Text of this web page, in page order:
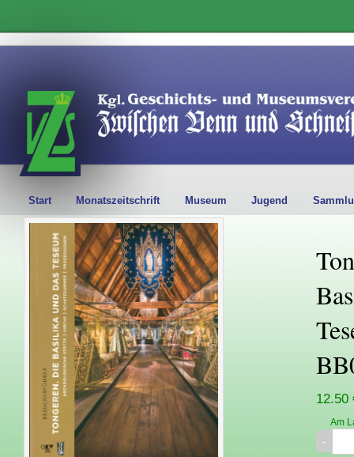
Start Monatszeitschrift Museum Jugend
12.50
Am